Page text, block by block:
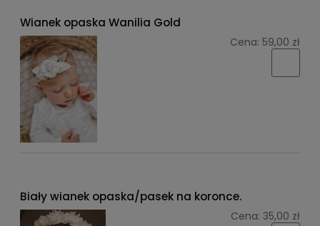
Wianek opaska Wanilia Gold
Cena: 59,00 zł
Biały wianek opaska/pasek na koronce.
Cena: 35,00 zł